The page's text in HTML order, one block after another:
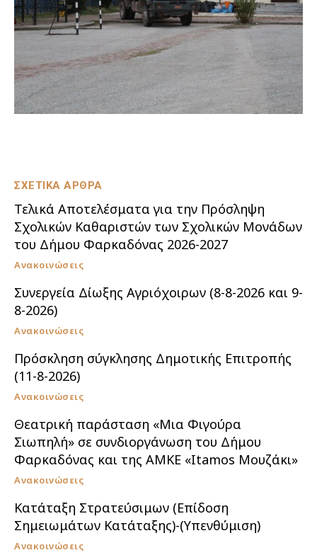
ΣΧΕΤΙΚΑ ΑΡΘΡΑ
Τελικά Αποτελέσματα για την Πρόσληψη
Σχολικών Καθαριστών των Σχολικών Μονάδων
του Δήμου Φαρκαδόνας 2026-2027
Ανακοινώσεις
Συνεργεία Δίωξης Αγριόχοιρων (8-8-2026 και 9-
8-2026)
Ανακοινώσεις
Πρόσκληση σύγκλησης Δημοτικής Επιτροπής
(11-8-2026)
Ανακοινώσεις
Θεατρική παράσταση «Μια Φιγούρα
Σιωπηλή» σε συνδιοργάνωση του Δήμου
Φαρκαδόνας και της ΑΜΚΕ «Itamos Μουζάκι»
Ανακοινώσεις
Κατάταξη Στρατεύσιμων (Επίδοση
Σημειωμάτων Κατάταξης)-(Υπενθύμιση)
Ανακοινώσεις